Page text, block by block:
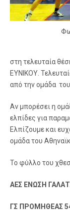
στη τελευταία
ΕΥΝΙΚΟΥ.
από την ομάδα
Αν μπορέσει η
ελπίδες για
Ελπίζουμε και
ομάδα του
Το φύλλο του
ΑΕΣ ΕΝΩΣΗ
ΓΣ ΠΡΟΜΗΘΕΑΣ